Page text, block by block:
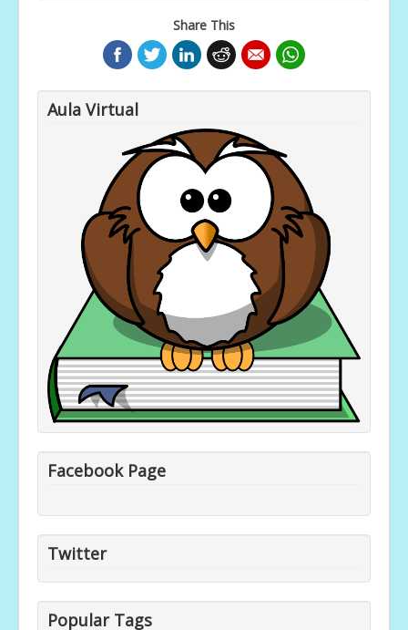
Share This
Aula Virtual
Facebook Page
Twitter
Popular Tags